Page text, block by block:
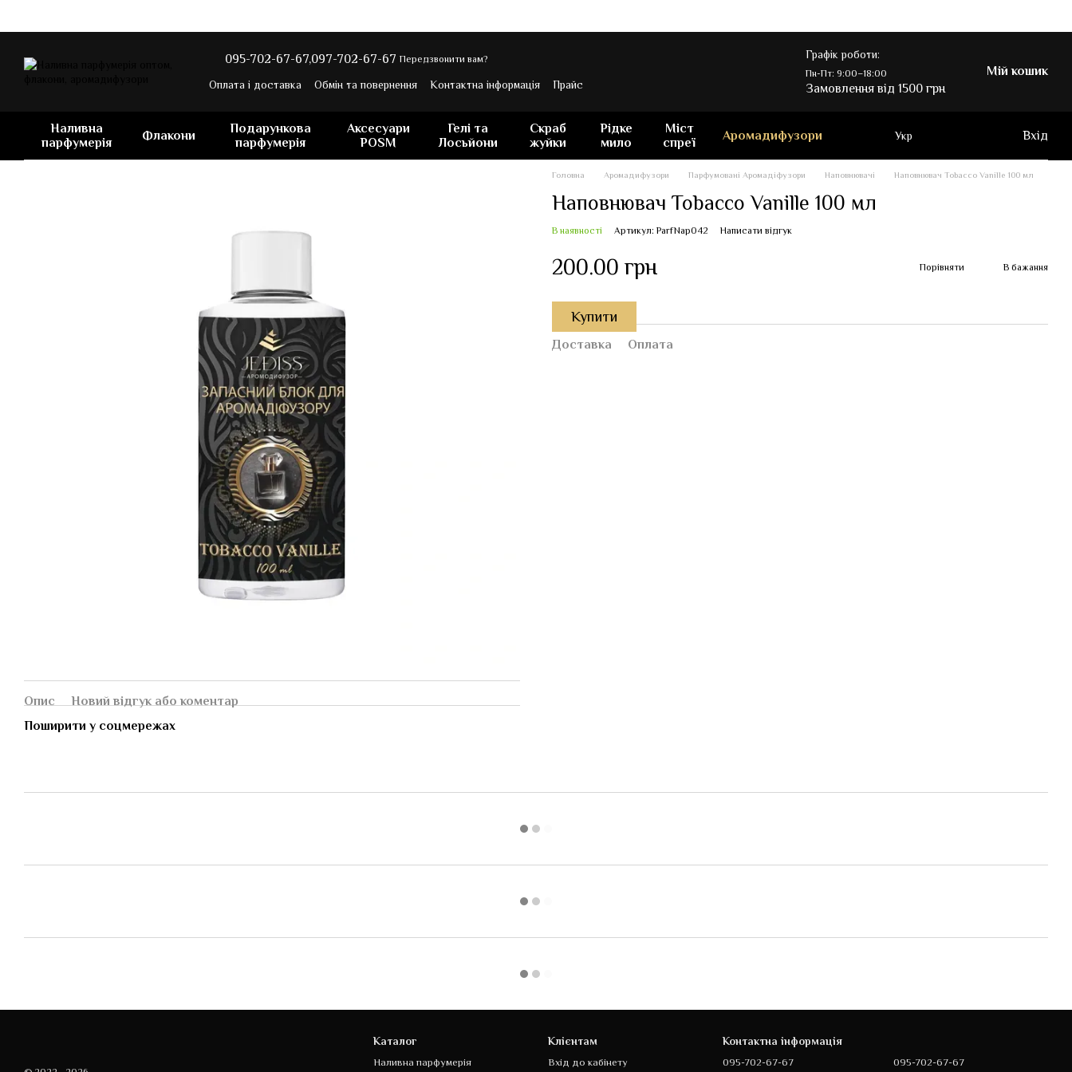
095-702-67-67,097-702-67-67 Передзвонити вам?
Оплата і доставка Обмін та повернення Контактна інформація Прайс
Графік роботи:
Пн-Пт: 9:00–18:00
Замовлення від 1500 грн
Мій кошик
Наливна
парфумерія
Флакони
Подарункова
парфумерія
Аксесуари
POSM
Гелі та
Лосьйони
Скраб
жуйки
Рідке
мило
Міст
спреї
Аромадифузори Укр Вхід
Опис
Новий відгук або коментар
Поширити у соцмережах
Головна Аромадифузори Парфумовані Аромадіфузори Наповнювачі Наповнювач Tobacco Vanille 100 мл
Наповнювач Tobacco Vanille 100 мл
В наявності Артикул: ParfNap042 Написати відгук
200.00 грн Порівняти В бажання
Купити
Доставка Оплата
Каталог
Наливна парфумерія
Клієнтам
Вхід до кабінету
Контактна інформація
095-702-67-67 095-702-67-67